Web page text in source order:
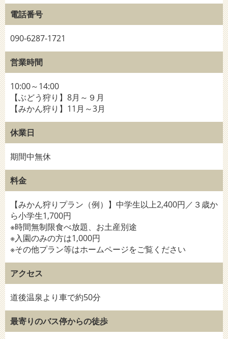
電話番号
090-6287-1721
営業時間
10:00～14:00
【ぶどう狩り】8月～９月
【みかん狩り】11月～3月
休業日
期間中無休
料金
【みかん狩りプラン（例）】中学生以上2,400円／３歳か
ら小学生1,700円
※時間無制限食べ放題、お土産別途
※入園のみの方は1,000円
※その他プラン等はホームページをご覧ください
アクセス
道後温泉より車で約50分
最寄りのバス停からの徒歩